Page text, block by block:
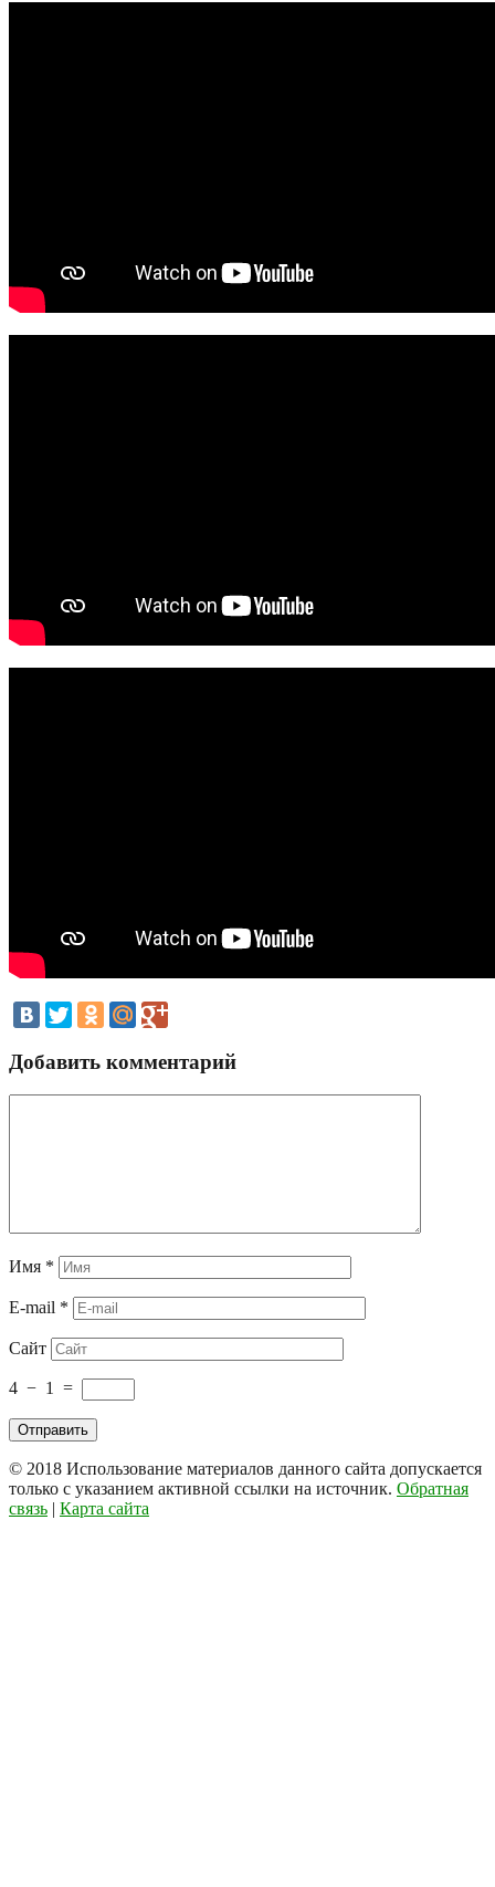
Добавить комментарий
Имя *
E-mail *
Сайт
4 − 1 =
© 2018 Использование материалов данного сайта допускается
только с указанием активной ссылки на источник. Обратная
связь | Карта сайта